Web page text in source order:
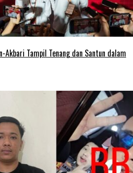
Akbari Tampil Tenang dan Santun dalam